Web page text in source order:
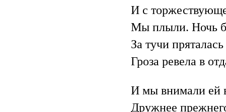
И с
Мы плыли. Ночь
За тучи
Гроза ревела в
И мы внимали ей
Дружнее